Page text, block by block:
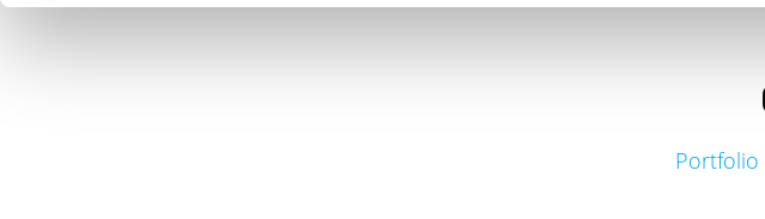
Portfolio